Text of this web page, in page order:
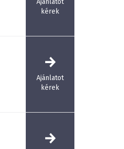
ülőmedence (32
– került
és tepidárium
élményt.
szerepet
a
borkultúra és a
távozzanak
kérek
Ajánlatot
kérek